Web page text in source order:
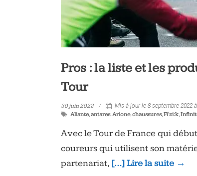
Pros : la liste et les
Tour
30 juin 2022 Mis à jour le 8 septembre 2022
Aliante,antares,Arione,chaussures,Fi'zi:k,
Avec le Tour de France qui
coureurs qui utilisent son
partenariat, […] Lire la suite →